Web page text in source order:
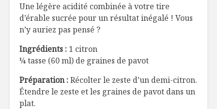
Une légère acidité combinée à votre tire
d’érable sucrée pour un résultat inégalé ! Vous
n’y auriez pas pensé ?
Ingrédients : 1 citron
¼ tasse (60 ml) de graines de pavot
Préparation :Récolter le zeste d’un demi-citron.
Étendre le zeste et les graines de pavot dans un
plat.